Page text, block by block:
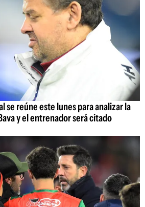
se reúne este lunes para analizar la
y el entrenador será citado